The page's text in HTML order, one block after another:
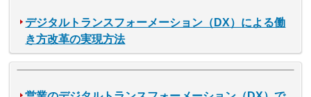
デジタルトランスフォーメーション（DX）による働
き方改革の実現方法